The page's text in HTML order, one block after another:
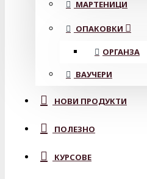
МАРТЕНИЦИ
ОПАКОВКИ
ОРГАНЗА
ВАУЧЕРИ
НОВИ ПРОДУКТИ
ПОЛЕЗНО
КУРСОВЕ